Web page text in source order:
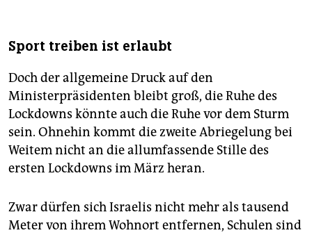
Sport treiben ist erlaubt
Doch der allgemeine Druck auf den
Ministerpräsidenten bleibt groß, die Ruhe des
Lockdowns könnte auch die Ruhe vor dem Sturm
sein. Ohnehin kommt die zweite Abriegelung bei
Weitem nicht an die allumfassende Stille des
ersten Lockdowns im März heran.
Zwar dürfen sich Israelis nicht mehr als tausend
Meter von ihrem Wohnort entfernen, Schulen sind